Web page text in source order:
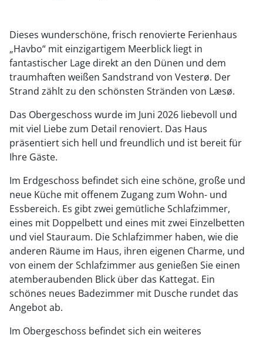
Dieses wunderschöne, frisch renovierte Ferienhaus
„Havbo“ mit einzigartigem Meerblick liegt in
fantastischer Lage direkt an den Dünen und dem
traumhaften weißen Sandstrand von Vesterø. Der
Strand zählt zu den schönsten Stränden von Læsø.
Das Obergeschoss wurde im Juni 2026 liebevoll und
mit viel Liebe zum Detail renoviert. Das Haus
präsentiert sich hell und freundlich und ist bereit für
Ihre Gäste.
Im Erdgeschoss befindet sich eine schöne, große und
neue Küche mit offenem Zugang zum Wohn- und
Essbereich. Es gibt zwei gemütliche Schlafzimmer,
eines mit Doppelbett und eines mit zwei Einzelbetten
und viel Stauraum. Die Schlafzimmer haben, wie die
anderen Räume im Haus, ihren eigenen Charme, und
von einem der Schlafzimmer aus genießen Sie einen
atemberaubenden Blick über das Kattegat. Ein
schönes neues Badezimmer mit Dusche rundet das
Angebot ab.
Im Obergeschoss befindet sich ein weiteres